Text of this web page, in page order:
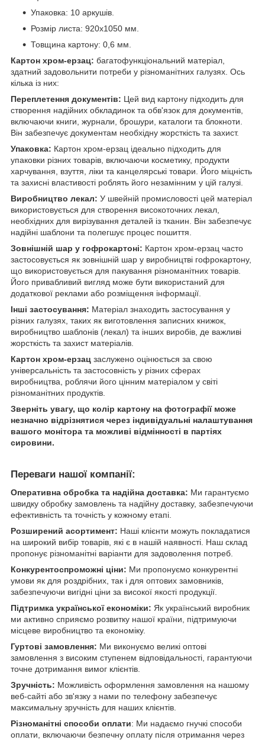
Упаковка: 10 аркушів.
Розмір листа: 920x1050 мм.
Товщина картону: 0,6 мм.
Картон хром-ерзац: багатофункціональний матеріал,
здатний задовольнити потреби у різноманітних галузях. Ось
кілька із них:
Переплетення документів: Цей вид картону підходить для
створення надійних обкладинок та обв'язок для документів,
включаючи книги, журнали, брошури, каталоги та блокноти.
Він забезпечує документам необхідну жорсткість та захист.
Упаковка: Картон хром-ерзац ідеально підходить для
упаковки різних товарів, включаючи косметику, продукти
харчування, взуття, ліки та канцелярські товари. Його міцність
та захисні властивості роблять його незамінним у цій галузі.
Виробництво лекал: У швейній промисловості цей матеріал
використовується для створення високоточних лекал,
необхідних для вирізування деталей із тканин. Він забезпечує
надійні шаблони та полегшує процес пошиття.
Зовнішній шар у гофрокартоні: Картон хром-ерзац часто
застосовується як зовнішній шар у виробництві гофрокартону,
що використовується для пакування різноманітних товарів.
Його привабливий вигляд може бути використаний для
додаткової реклами або розміщення інформації.
Інші застосування: Матеріал знаходить застосування у
різних галузях, таких як виготовлення записних книжок,
виробництво шаблонів (лекал) та інших виробів, де важливі
жорсткість та захист матеріалів.
Картон хром-ерзац заслужено оцінюється за свою
універсальність та застосовність у різних сферах
виробництва, роблячи його цінним матеріалом у світі
різноманітних продуктів.
Зверніть увагу, що колір картону на фотографії може
незначно відрізнятися через індивідуальні налаштування
вашого монітора та можливі відмінності в партіях
сировини.
Переваги нашої компанії:
Оперативна обробка та надійна доставка: Ми гарантуємо
швидку обробку замовлень та надійну доставку, забезпечуючи
ефективність та точність у кожному етапі.
Розширений асортимент: Наші клієнти можуть покладатися
на широкий вибір товарів, які є в нашій наявності. Наш склад
пропонує різноманітні варіанти для задоволення потреб.
Конкурентоспроможні ціни: Ми пропонуємо конкурентні
умови як для роздрібних, так і для оптових замовників,
забезпечуючи вигідні ціни за високої якості продукції.
Підтримка української економіки: Як український виробник
ми активно сприяємо розвитку нашої країни, підтримуючи
місцеве виробництво та економіку.
Гуртові замовлення: Ми виконуємо великі оптові
замовлення з високим ступенем відповідальності, гарантуючи
точне дотримання вимог клієнтів.
Зручність: Можливість оформлення замовлення на нашому
веб-сайті або зв'язку з нами по телефону забезпечує
максимальну зручність для наших клієнтів.
Різноманітні способи оплати: Ми надаємо гнучкі способи
оплати, включаючи безпечну оплату після отримання через